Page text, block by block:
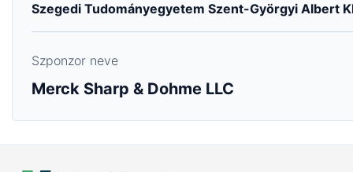
Szegedi Tudományegyetem Szent-Györgyi Albert
Szponzor neve
Merck Sharp & Dohme LLC